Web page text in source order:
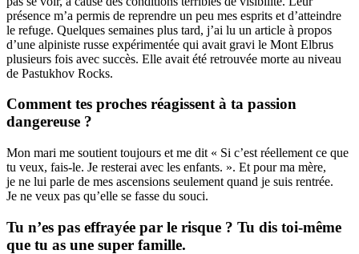
présence m’a permis de reprendre un peu mes esprits et d’atteindre
le refuge. Quelques semaines plus tard, j’ai lu un article à propos
d’une alpiniste russe expérimentée qui avait gravi le Mont Elbrus
plusieurs fois avec succès. Elle avait été retrouvée morte au niveau
de Pastukhov Rocks.
Comment tes proches réagissent à ta passion
dangereuse ?
Mon mari me soutient toujours et me dit « Si c’est réellement ce que
tu veux, fais-le. Je resterai avec les enfants. ». Et pour ma mère,
je ne lui parle de mes ascensions seulement quand je suis rentrée.
Je ne veux pas qu’elle se fasse du souci.
Tu n’es pas effrayée par le risque ? Tu dis toi-même
que tu as une super famille.